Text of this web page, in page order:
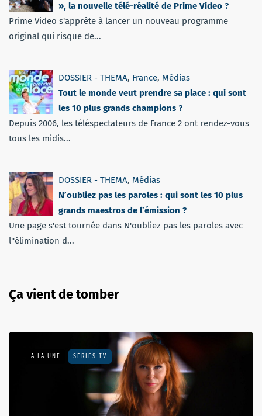
», la nouvelle télé-réalité de Prime Video ?
Prime Video s'apprête à lancer un nouveau programme
original qui risque de...
DOSSIER - THEMA, France, Médias
Tout le monde veut prendre sa place : qui sont
les 10 plus grands champions ?
Depuis 2006, les téléspectateurs de France 2 ont rendez-vous
tous les midis...
DOSSIER - THEMA, Médias
N’oubliez pas les paroles : qui sont les 10 plus
grands maestros de l’émission ?
Une page s'est tournée dans N'oubliez pas les paroles avec
l''élimination d...
Ça vient de tomber
A LA UNE SÉRIES TV